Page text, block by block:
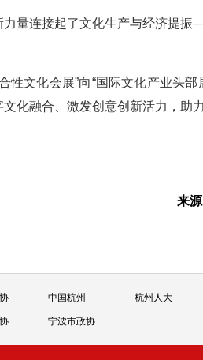
力量连接起了文化生产与经济提
性文化会展”向“国际文化产业头
化融合、激发创意创新活力，助
来
中国杭州 杭州人大
宁波市政协